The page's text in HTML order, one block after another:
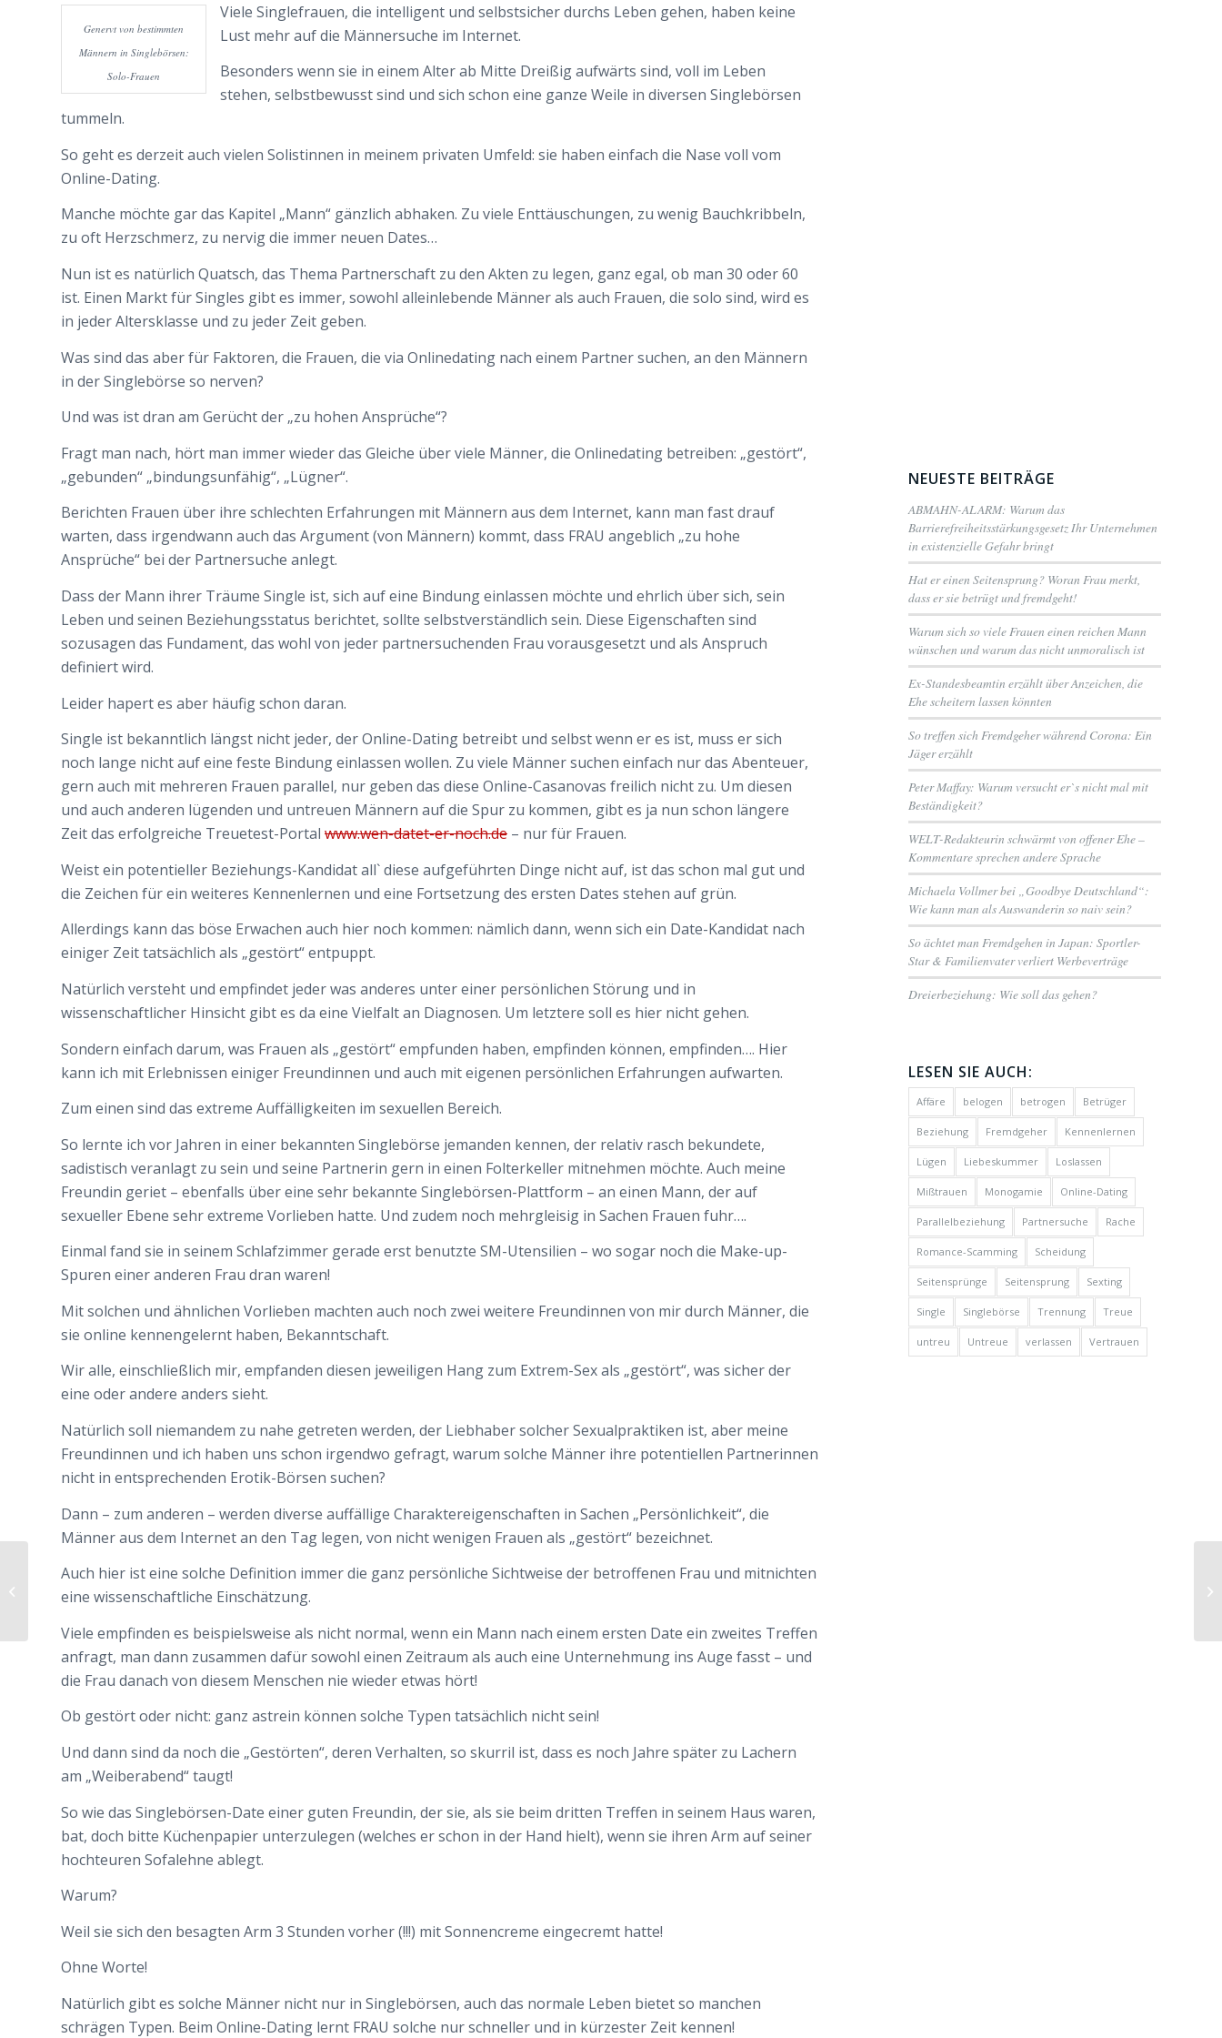
Genervt von bestimmten
Männern in Singlebörsen:
Solo-Frauen
Viele Singlefrauen, die intelligent und selbstsicher durchs Leben gehen, haben keine
Lust mehr auf die Männersuche im Internet.
Besonders wenn sie in einem Alter ab Mitte Dreißig aufwärts sind, voll im Leben
stehen, selbstbewusst sind und sich schon eine ganze Weile in diversen Singlebörsen
tummeln.
So geht es derzeit auch vielen Solistinnen in meinem privaten Umfeld: sie haben einfach die Nase voll vom
Online-Dating.
Manche möchte gar das Kapitel „Mann“ gänzlich abhaken. Zu viele Enttäuschungen, zu wenig Bauchkribbeln,
zu oft Herzschmerz, zu nervig die immer neuen Dates…
Nun ist es natürlich Quatsch, das Thema Partnerschaft zu den Akten zu legen, ganz egal, ob man 30 oder 60
ist. Einen Markt für Singles gibt es immer, sowohl alleinlebende Männer als auch Frauen, die solo sind, wird es
in jeder Altersklasse und zu jeder Zeit geben.
Was sind das aber für Faktoren, die Frauen, die via Onlinedating nach einem Partner suchen, an den Männern
in der Singlebörse so nerven?
Und was ist dran am Gerücht der „zu hohen Ansprüche“?
Fragt man nach, hört man immer wieder das Gleiche über viele Männer, die Onlinedating betreiben: „gestört“,
„gebunden“ „bindungsunfähig“, „Lügner“.
Berichten Frauen über ihre schlechten Erfahrungen mit Männern aus dem Internet, kann man fast drauf
warten, dass irgendwann auch das Argument (von Männern) kommt, dass FRAU angeblich „zu hohe
Ansprüche“ bei der Partnersuche anlegt.
Dass der Mann ihrer Träume Single ist, sich auf eine Bindung einlassen möchte und ehrlich über sich, sein
Leben und seinen Beziehungsstatus berichtet, sollte selbstverständlich sein. Diese Eigenschaften sind
sozusagen das Fundament, das wohl von jeder partnersuchenden Frau vorausgesetzt und als Anspruch
definiert wird.
Leider hapert es aber häufig schon daran.
Single ist bekanntlich längst nicht jeder, der Online-Dating betreibt und selbst wenn er es ist, muss er sich
noch lange nicht auf eine feste Bindung einlassen wollen. Zu viele Männer suchen einfach nur das Abenteuer,
gern auch mit mehreren Frauen parallel, nur geben das diese Online-Casanovas freilich nicht zu. Um diesen
und auch anderen lügenden und untreuen Männern auf die Spur zu kommen, gibt es ja nun schon längere
Zeit das erfolgreiche Treuetest-Portal www.wen-datet-er-noch.de – nur für Frauen.
Weist ein potentieller Beziehungs-Kandidat all` diese aufgeführten Dinge nicht auf, ist das schon mal gut und
die Zeichen für ein weiteres Kennenlernen und eine Fortsetzung des ersten Dates stehen auf grün.
Allerdings kann das böse Erwachen auch hier noch kommen: nämlich dann, wenn sich ein Date-Kandidat nach
einiger Zeit tatsächlich als „gestört“ entpuppt.
Natürlich versteht und empfindet jeder was anderes unter einer persönlichen Störung und in
wissenschaftlicher Hinsicht gibt es da eine Vielfalt an Diagnosen. Um letztere soll es hier nicht gehen.
Sondern einfach darum, was Frauen als „gestört“ empfunden haben, empfinden können, empfinden…. Hier
kann ich mit Erlebnissen einiger Freundinnen und auch mit eigenen persönlichen Erfahrungen aufwarten.
Zum einen sind das extreme Auffälligkeiten im sexuellen Bereich.
So lernte ich vor Jahren in einer bekannten Singlebörse jemanden kennen, der relativ rasch bekundete,
sadistisch veranlagt zu sein und seine Partnerin gern in einen Folterkeller mitnehmen möchte. Auch meine
Freundin geriet – ebenfalls über eine sehr bekannte Singlebörsen-Plattform – an einen Mann, der auf
sexueller Ebene sehr extreme Vorlieben hatte. Und zudem noch mehrgleisig in Sachen Frauen fuhr….
Einmal fand sie in seinem Schlafzimmer gerade erst benutzte SM-Utensilien – wo sogar noch die Make-up-
Spuren einer anderen Frau dran waren!
Mit solchen und ähnlichen Vorlieben machten auch noch zwei weitere Freundinnen von mir durch Männer, die
sie online kennengelernt haben, Bekanntschaft.
Wir alle, einschließlich mir, empfanden diesen jeweiligen Hang zum Extrem-Sex als „gestört“, was sicher der
eine oder andere anders sieht.
Natürlich soll niemandem zu nahe getreten werden, der Liebhaber solcher Sexualpraktiken ist, aber meine
Freundinnen und ich haben uns schon irgendwo gefragt, warum solche Männer ihre potentiellen Partnerinnen
nicht in entsprechenden Erotik-Börsen suchen?
Dann – zum anderen – werden diverse auffällige Charaktereigenschaften in Sachen „Persönlichkeit“, die
Männer aus dem Internet an den Tag legen, von nicht wenigen Frauen als „gestört“ bezeichnet.
Auch hier ist eine solche Definition immer die ganz persönliche Sichtweise der betroffenen Frau und mitnichten
eine wissenschaftliche Einschätzung.
Viele empfinden es beispielsweise als nicht normal, wenn ein Mann nach einem ersten Date ein zweites Treffen
anfragt, man dann zusammen dafür sowohl einen Zeitraum als auch eine Unternehmung ins Auge fasst – und
die Frau danach von diesem Menschen nie wieder etwas hört!
Ob gestört oder nicht: ganz astrein können solche Typen tatsächlich nicht sein!
Und dann sind da noch die „Gestörten“, deren Verhalten, so skurril ist, dass es noch Jahre später zu Lachern
am „Weiberabend“ taugt!
So wie das Singlebörsen-Date einer guten Freundin, der sie, als sie beim dritten Treffen in seinem Haus waren,
bat, doch bitte Küchenpapier unterzulegen (welches er schon in der Hand hielt), wenn sie ihren Arm auf seiner
hochteuren Sofalehne ablegt.
Warum?
Weil sie sich den besagten Arm 3 Stunden vorher (!!!) mit Sonnencreme eingecremt hatte!
Ohne Worte!
Natürlich gibt es solche Männer nicht nur in Singlebörsen, auch das normale Leben bietet so manchen
schrägen Typen. Beim Online-Dating lernt FRAU solche nur schneller und in kürzester Zeit kennen!
NEUESTE BEITRÄGE
ABMAHN-ALARM: Warum das
Barrierefreiheitsstärkungsgesetz Ihr Unternehmen
in existenzielle Gefahr bringt
Hat er einen Seitensprung? Woran Frau merkt,
dass er sie betrügt und fremdgeht!
Warum sich so viele Frauen einen reichen Mann
wünschen und warum das nicht unmoralisch ist
Ex-Standesbeamtin erzählt über Anzeichen, die
Ehe scheitern lassen könnten
So treffen sich Fremdgeher während Corona: Ein
Jäger erzählt
Peter Maffay: Warum versucht er`s nicht mal mit
Beständigkeit?
WELT-Redakteurin schwärmt von offener Ehe –
Kommentare sprechen andere Sprache
Michaela Vollmer bei „Goodbye Deutschland“:
Wie kann man als Auswanderin so naiv sein?
So ächtet man Fremdgehen in Japan: Sportler-
Star & Familienvater verliert Werbeverträge
Dreierbeziehung: Wie soll das gehen?
LESEN SIE AUCH:
Affäre belogen betrogen Betrüger
Beziehung Fremdgeher Kennenlernen
Lügen Liebeskummer Loslassen
Mißtrauen Monogamie Online-Dating
Parallelbeziehung Partnersuche Rache
Romance-Scamming Scheidung
Seitensprünge Seitensprung Sexting
Single Singlebörse Trennung Treue
untreu Untreue verlassen Vertrauen
Fremdgehen, Untreue, Treuetest –
vor allem bei Frauen ein hoch